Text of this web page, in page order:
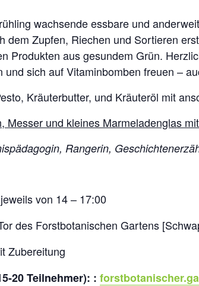
wachsende essbare und
dem Zupfen, Riechen und Sortieren
Produkten aus gesundem Grün.
sich auf Vitaminbomben freuen –
Kräuterbutter, und Kräuteröl mit
Messer und kleines Marmeladenglas
Rangerin,
von 14 – 17:00
des Forstbotanischen Gartens
Zubereitung
20 Teilnehmer): :